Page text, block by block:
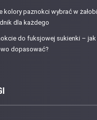
kolory paznokci wybrać w
dla każdego
do fuksjowej sukienki – jak
dopasować?